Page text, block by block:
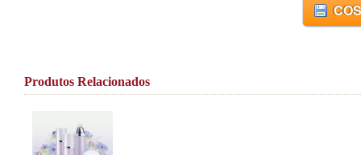
Produtos Relacionados